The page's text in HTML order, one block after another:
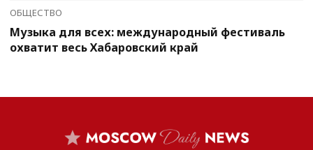
ОБЩЕСТВО
Музыка для всех: международный фестиваль
охватит весь Хабаровский край